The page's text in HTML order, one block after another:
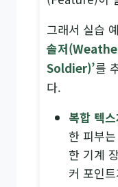
그래서 실습
솔저
Soldier)’를
다.
복합 텍
한 피부
한 기계
커 포인